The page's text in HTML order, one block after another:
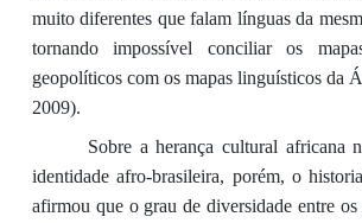
muito diferentes que falam línguas da
tornando impossível conciliar os
geopolíticos com os mapas linguísticos
2009).
Sobre a herança cultural africana
identidade afro-brasileira, porém, o
afirmou que o grau de diversidade entre